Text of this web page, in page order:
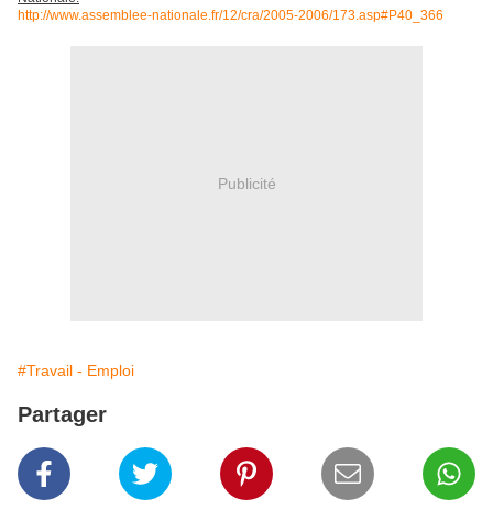
http://www.assemblee-nationale.fr/12/cra/2005-2006/173.asp#P40_366
Publicité
#Travail - Emploi
Partager